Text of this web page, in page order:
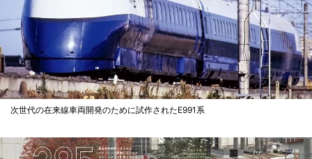
次世代の在来線車両開発のために試作されたE991系